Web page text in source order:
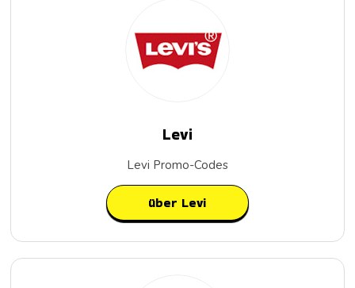
Levi
Levi Promo-Codes
über Levi